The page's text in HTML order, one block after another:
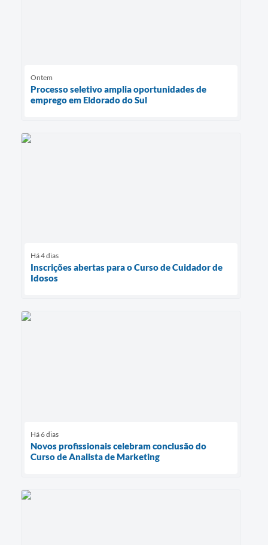
Ontem
Processo seletivo amplia oportunidades de
emprego em Eldorado do Sul
Há 4 dias
Inscrições abertas para o Curso de Cuidador de
Idosos
Há 6 dias
Novos profissionais celebram conclusão do
Curso de Analista de Marketing